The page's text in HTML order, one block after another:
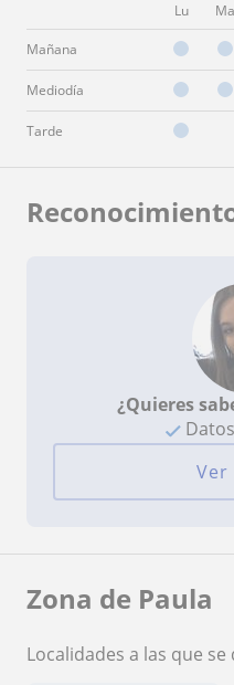
Lu Ma
Mañana
Mediodía
Tarde
¿Quieres
Zona de Paula
Localidades a las que